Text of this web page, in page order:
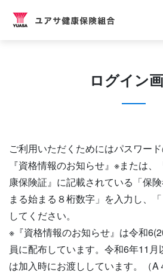
ログイン
ご利用いただくためにはパスワード
『資格情報のお知らせ』※または
康保険証』に記載されている「保
まる始まる８桁数字」を入力し、
してください。
※『資格情報のお知らせ』は令和
員に配布しています。令和6年11
は加入時にお渡ししています。（